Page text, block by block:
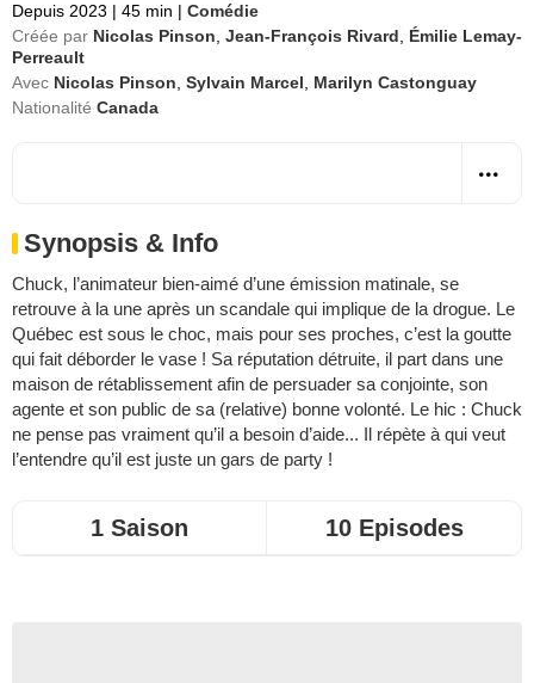
Depuis 2023 | 45 min | Comédie
Créée par Nicolas Pinson Jean-François Rivard
Émilie Lemay-
Perreault
Avec Nicolas Pinson Sylvain Marcel
Marilyn Castonguay
Nationalité Canada
Synopsis & Info
Chuck, l’animateur bien-aimé d’une émission matinale, se
retrouve à la une après un scandale qui implique de la drogue. Le
Québec est sous le choc, mais pour ses proches, c’est la goutte
qui fait déborder le vase ! Sa réputation détruite, il part dans une
maison de rétablissement afin de persuader sa conjointe, son
agente et son public de sa (relative) bonne volonté. Le hic : Chuck
ne pense pas vraiment qu’il a besoin d’aide... Il répète à qui veut
l’entendre qu’il est juste un gars de party !
1 Saison 10 Episodes